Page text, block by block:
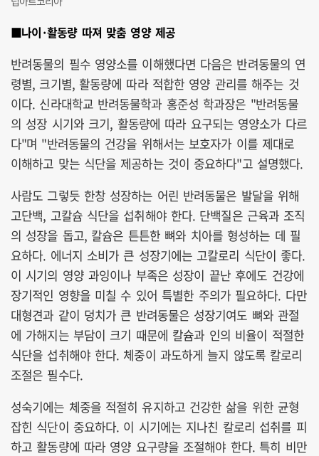
■나이·활동량 따져 맞춤 영양 제공
반려동물의 필수 영양소를 이해했다면 다음은 반려동물의 연
령별, 크기별, 활동량에 따라 적합한 영양 관리를 해주는 것
이다. 신라대학교 반려동물학과 홍준성 학과장은 "반려동물
의 성장 시기와 크기, 활동량에 따라 요구되는 영양소가 다르
다"며 "반려동물의 건강을 위해서는 보호자가 이를 제대로
이해하고 맞는 식단을 제공하는 것이 중요하다"고 설명했다.
사람도 그렇듯 한창 성장하는 어린 반려동물은 발달을 위해
고단백, 고칼슘 식단을 섭취해야 한다. 단백질은 근육과 조직
의 성장을 돕고, 칼슘은 튼튼한 뼈와 치아를 형성하는 데 필
요하다. 에너지 소비가 큰 성장기에는 고칼로리 식단이 좋다.
이 시기의 영양 과잉이나 부족은 성장이 끝난 후에도 건강에
장기적인 영향을 미칠 수 있어 특별한 주의가 필요하다. 다만
대형견과 같이 덩치가 큰 반려동물은 성장기여도 뼈와 관절
에 가해지는 부담이 크기 때문에 칼슘과 인의 비율이 적절한
식단을 섭취해야 한다. 체중이 과도하게 늘지 않도록 칼로리
조절은 필수다.
성숙기에는 체중을 적절히 유지하고 건강한 삶을 위한 균형
잡힌 식단이 중요하다. 이 시기에는 지나친 칼로리 섭취를 피
하고 활동량에 따라 영양 요구량을 조절해야 한다. 특히 비만